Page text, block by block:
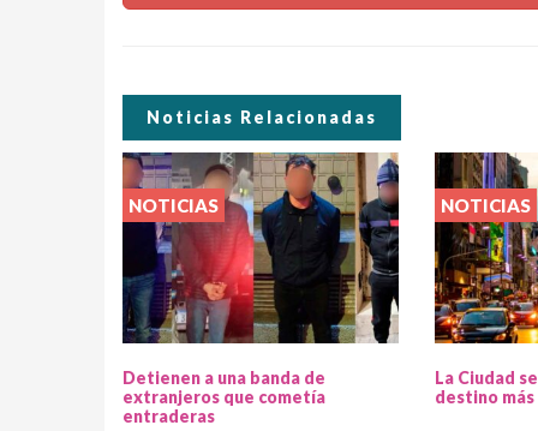
Noticias Relacionadas
NOTICIAS
Detienen a una banda de
extranjeros que cometía
entraderas
NOTICIAS
La Ciudad
destino